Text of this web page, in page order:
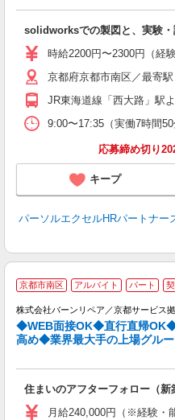
solidworksでの製図と、実験・
時給2200円〜2300円（経
京都府京都市南区／最寄
JR東海道線「西大路」駅
9:00〜17:35（実働7時間
応募締め切り
キープ
パーソルエクセルHRパートナ
京都市南区 アルバイト パート
株式会社バーンリペア／京都サービス
◆WEB面接OK◆直行直帰
高め◆業界最大手の上場グル
住まいのアフターフォロー（
月給240,000円（※経験・